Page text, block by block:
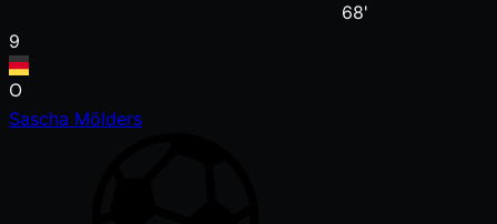
68'
9
O
Sascha Mölders